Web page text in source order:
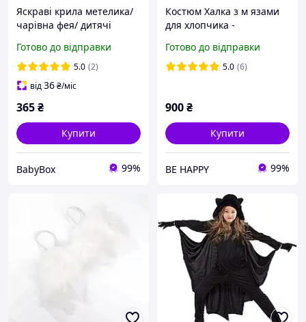
Яскраві крила метелика/
чарівна фея/ дитячі
Готово до відправки
5.0 (2)
від36₴/міс
365₴
Купити
BabyBox 99%
Костюм Халка з м язами
для хлопчика -
комбінезон і маска з
підсвіткою Marvel на
Готово до відправки
5.0 (6)
900₴
Купити
BE HAPPY 99%